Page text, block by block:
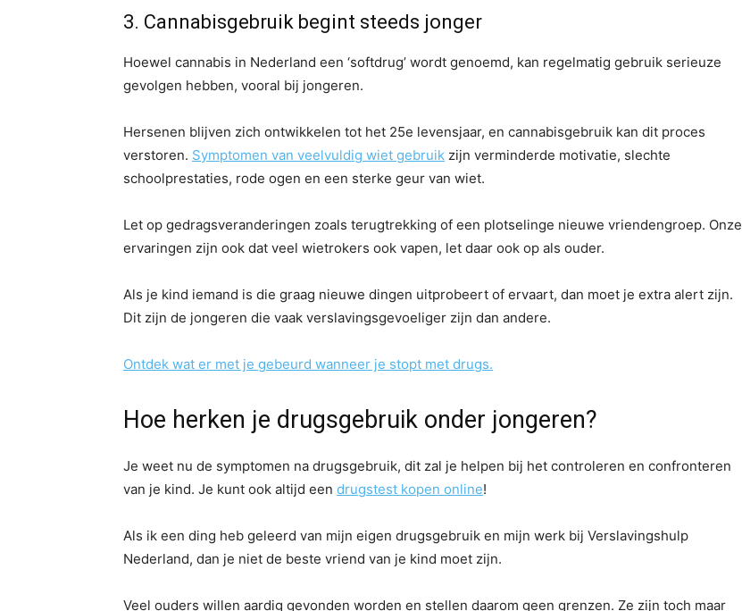
3. Cannabisgebruik begint steeds jonger
Hoewel cannabis in Nederland een ‘softdrug’ wordt genoemd, kan regelmatig gebruik serieuze
gevolgen hebben, vooral bij jongeren.
Hersenen blijven zich ontwikkelen tot het 25e levensjaar, en cannabisgebruik kan dit proces
verstoren. Symptomen van veelvuldig wiet gebruik zijn verminderde motivatie, slechte
schoolprestaties, rode ogen en een sterke geur van wiet.
Let op gedragsveranderingen zoals terugtrekking of een plotselinge nieuwe vriendengroep. Onze
ervaringen zijn ook dat veel wietrokers ook vapen, let daar ook op als ouder.
Als je kind iemand is die graag nieuwe dingen uitprobeert of ervaart, dan moet je extra alert zijn.
Dit zijn de jongeren die vaak verslavingsgevoeliger zijn dan andere.
Ontdek wat er met je gebeurd wanneer je stopt met drugs.
Hoe herken je drugsgebruik onder jongeren?
Je weet nu de symptomen na drugsgebruik, dit zal je helpen bij het controleren en confronteren
van je kind. Je kunt ook altijd een drugstest kopen online!
Als ik een ding heb geleerd van mijn eigen drugsgebruik en mijn werk bij Verslavingshulp
Nederland, dan je niet de beste vriend van je kind moet zijn.
Veel ouders willen aardig gevonden worden en stellen daarom geen grenzen. Ze zijn toch maar